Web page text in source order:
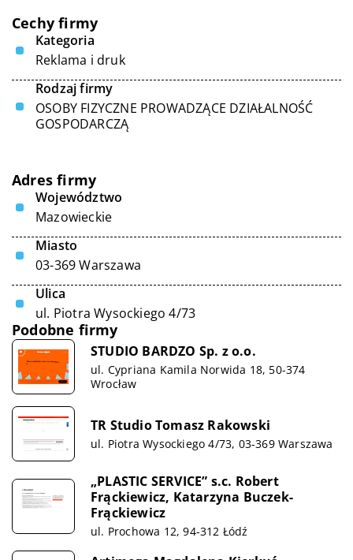
Cechy firmy
Kategoria
Reklama i druk
Rodzaj firmy
OSOBY FIZYCZNE PROWADZĄCE DZIAŁALNOŚĆ
GOSPODARCZĄ
Adres firmy
Województwo
Mazowieckie
Miasto
03-369 Warszawa
Ulica
ul. Piotra Wysockiego 4/73
Podobne firmy
STUDIO BARDZO Sp. z o.o.
ul. Cypriana Kamila Norwida 18, 50-374
Wrocław
TR Studio Tomasz Rakowski
ul. Piotra Wysockiego 4/73, 03-369 Warszawa
„PLASTIC SERVICE” s.c. Robert
Frąckiewicz, Katarzyna Buczek-
Frąckiewicz
ul. Prochowa 12, 94-312 Łódź